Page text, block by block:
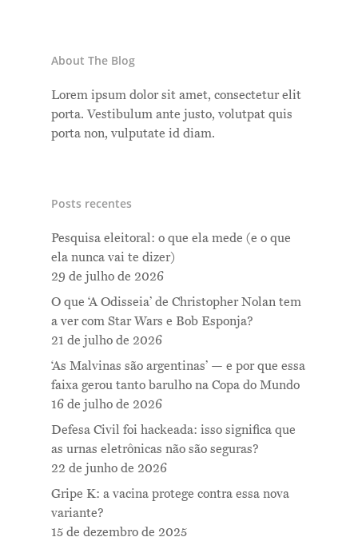
About The Blog
Lorem ipsum dolor sit amet, consectetur elit
porta. Vestibulum ante justo, volutpat quis
porta non, vulputate id diam.
Posts recentes
Pesquisa eleitoral: o que ela mede (e o que
ela nunca vai te dizer)
29 de julho de 2026
O que ‘A Odisseia’ de Christopher Nolan tem
a ver com Star Wars e Bob Esponja?
21 de julho de 2026
‘As Malvinas são argentinas’ — e por que essa
faixa gerou tanto barulho na Copa do Mundo
16 de julho de 2026
Defesa Civil foi hackeada: isso significa que
as urnas eletrônicas não são seguras?
22 de junho de 2026
Gripe K: a vacina protege contra essa nova
variante?
15 de dezembro de 2025